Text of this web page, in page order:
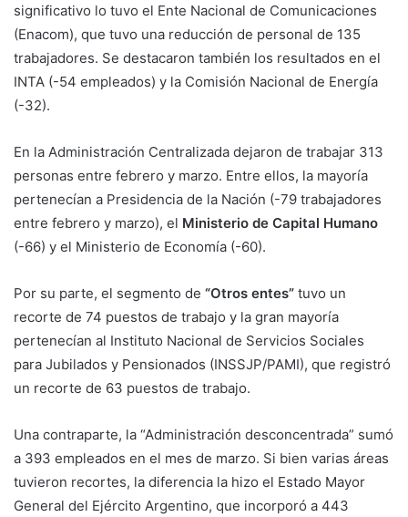
significativo lo tuvo el Ente Nacional de Comunicaciones
(Enacom), que tuvo una reducción de personal de 135
trabajadores. Se destacaron también los resultados en el
INTA (-54 empleados) y la Comisión Nacional de Energía
(-32).
En la Administración Centralizada dejaron de trabajar 313
personas entre febrero y marzo. Entre ellos, la mayoría
pertenecían a Presidencia de la Nación (-79 trabajadores
entre febrero y marzo), el Ministerio de Capital Humano
(-66) y el Ministerio de Economía (-60).
Por su parte, el segmento de “Otros entes” tuvo un
recorte de 74 puestos de trabajo y la gran mayoría
pertenecían al Instituto Nacional de Servicios Sociales
para Jubilados y Pensionados (INSSJP/PAMI), que registró
un recorte de 63 puestos de trabajo.
Una contraparte, la “Administración desconcentrada” sumó
a 393 empleados en el mes de marzo. Si bien varias áreas
tuvieron recortes, la diferencia la hizo el Estado Mayor
General del Ejército Argentino, que incorporó a 443